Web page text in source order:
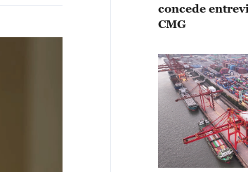
concede
CMG